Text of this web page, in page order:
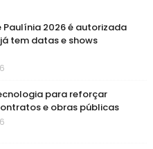
Paulínia 2026 é autorizada
tem datas e shows
para reforçar
e obras públicas